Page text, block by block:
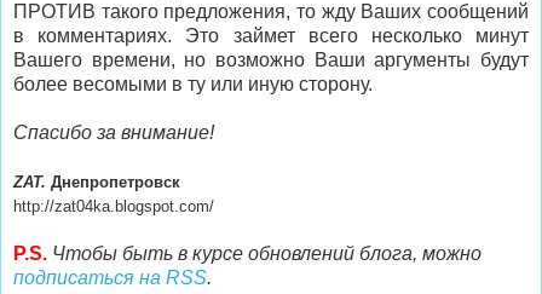
ПРОТИВ такого предложения, то жду Ваших сообщений
в комментариях. Это займет всего несколько минут
Вашего времени, но возможно Ваши аргументы будут
более весомыми в ту или иную сторону.
Спасибо за внимание!
ZAT. Днепропетровск
http://zat04ka.blogspot.com/
P.S. Чтобы быть в курсе обновлений блога, можно
подписаться на RSS.